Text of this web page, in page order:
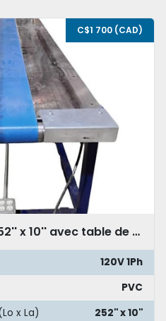
C$1 700 (CAD)
Convoyeur à bande 252'' x 10'' avec table de triage
120V 1Ph
PVC
x La)
252'' x 10''